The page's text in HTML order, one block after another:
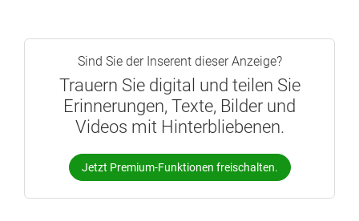
Sind Sie der Inserent dieser Anzeige?
Trauern Sie digital und teilen Sie
Erinnerungen, Texte, Bilder und
Videos mit Hinterbliebenen.
Jetzt Premium-Funktionen freischalten.